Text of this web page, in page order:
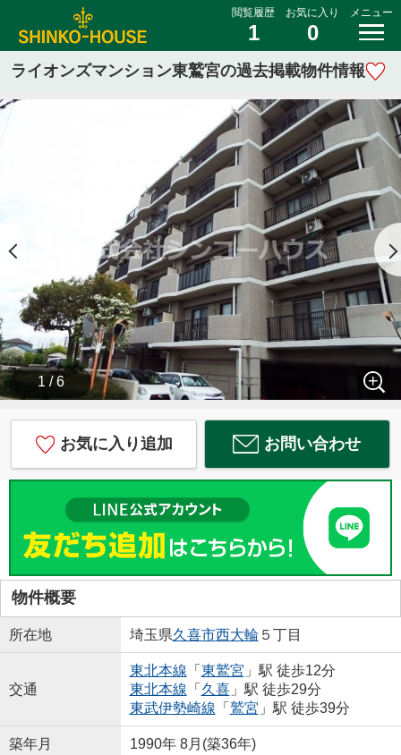
閲覧履歴
1
お気に入り
0
メニュー
ライオンズマンション東鷲宮の過去掲載物件情報
1 / 6
お気に入り追加 お問い合わせ
物件概要
所在地 埼玉県久喜市西大輪５丁目
交通
東北本線 「 東鷲宮 」駅 徒歩12分
東北本線 「 久喜」駅 徒歩29分
東武伊勢崎線 「 鷲宮 」駅 徒歩39分
築年月 1990年 8月(築36年)